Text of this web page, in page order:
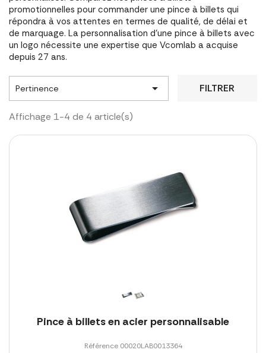
promotionnelles pour commander une pince à billets qui
répondra à vos attentes en termes de qualité, de délai et
de marquage. La personnalisation d'une pince à billets avec
un logo nécessite une expertise que Vcomlab a acquise
depuis 27 ans.
Pertinence  FILTRER
Affichage 1-4 de 4 article(s)
Pince à billets en acier personnalisable
Référence 00020LAB0013364